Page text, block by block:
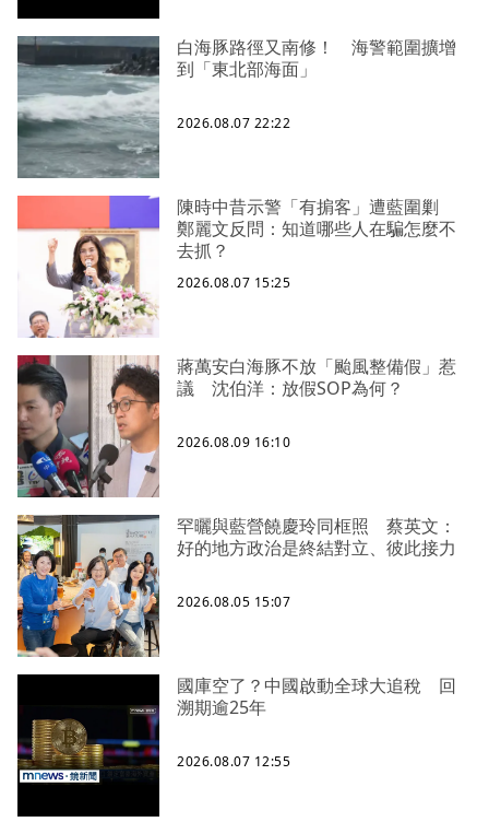
白海豚路徑又南修！ 海警範圍擴增
到「東北部海面」
2026.08.07 22:22
陳時中昔示警「有掮客」遭藍圍剿
鄭麗文反問：知道哪些人在騙怎麼不
去抓？
2026.08.07 15:25
蔣萬安白海豚不放「颱風整備假」惹
議 沈伯洋：放假SOP為何？
2026.08.09 16:10
罕曬與藍營饒慶玲同框照 蔡英文：
好的地方政治是終結對立、彼此接力
2026.08.05 15:07
國庫空了？中國啟動全球大追稅 回
溯期逾25年
2026.08.07 12:55